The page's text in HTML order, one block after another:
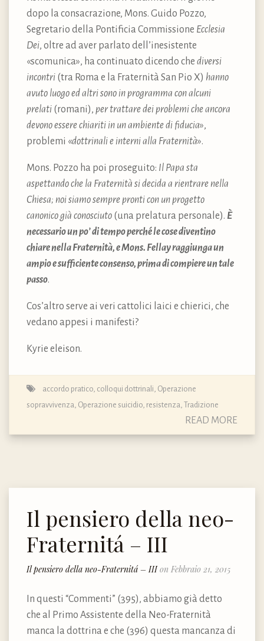
dopo la consacrazione, Mons. Guido Pozzo,
Segretario della Pontificia Commissione Ecclesia
Dei, oltre ad aver parlato dell’inesistente
«scomunica», ha continuato dicendo che diversi
incontri (tra Roma e la Fraternità San Pio X) hanno
avuto luogo ed altri sono in programma con alcuni
prelati (romani), per trattare dei problemi che ancora
devono essere chiariti in un ambiente di fiducia»,
problemi «dottrinali e interni alla Fraternità».
Mons. Pozzo ha poi proseguito: Il Papa sta
aspettando che la Fraternità si decida a rientrare nella
Chiesa; noi siamo sempre pronti con un progetto
canonico già conosciuto (una prelatura personale). È
necessario un po’ di tempo perché le cose diventino
chiare nella Fraternità, e Mons. Fellay raggiunga un
ampio e sufficiente consenso, prima di compiere un tale
passo.
Cos’altro serve ai veri cattolici laici e chierici, che
vedano appesi i manifesti?
Kyrie eleison.
accordo pratico, colloqui dottrinali, Operazione
sopravvivenza, Operazione suicidio, resistenza, Tradizione
READ MORE
Il pensiero della neo-
Fraternitá – III
Il pensiero della neo-Fraternitá – IIIon Febbraio 21, 2015
In questi “Commenti” (395), abbiamo già detto
che al Primo Assistente della Neo-Fraternità
manca la dottrina e che (396) questa mancanza di